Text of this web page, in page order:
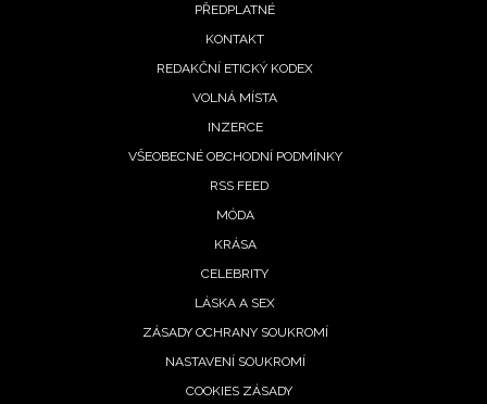
PŘEDPLATNÉ
KONTAKT
REDAKČNÍ ETICKÝ KODEX
VOLNÁ MÍSTA
INZERCE
VŠEOBECNÉ OBCHODNÍ PODMÍNKY
RSS FEED
MÓDA
KRÁSA
CELEBRITY
LÁSKA A SEX
ZÁSADY OCHRANY SOUKROMÍ
NASTAVENÍ SOUKROMÍ
COOKIES ZÁSADY